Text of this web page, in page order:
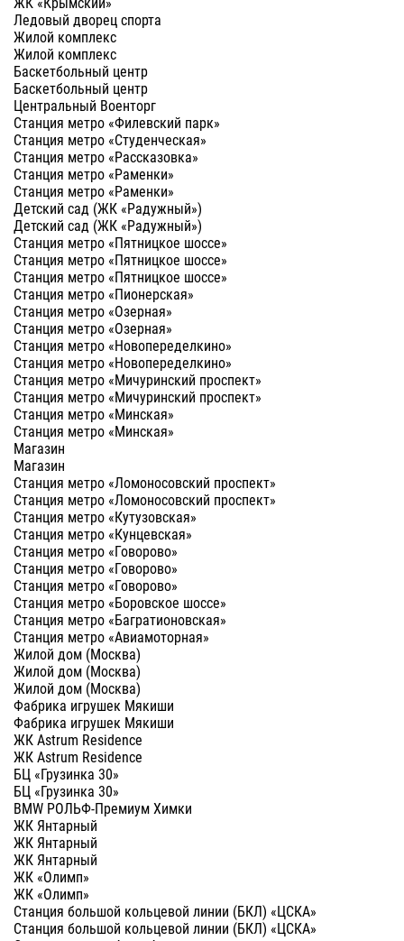
Ледовый дворец спорта
Жилой комплекс
Жилой комплекс
Баскетбольный центр
Баскетбольный центр
Центральный Военторг
Станция метро «Филевский парк»
Станция метро «Студенческая»
Станция метро «Рассказовка»
Станция метро «Раменки»
Станция метро «Раменки»
Детский сад (ЖК «Радужный»)
Детский сад (ЖК «Радужный»)
Станция метро «Пятницкое шоссе»
Станция метро «Пятницкое шоссе»
Станция метро «Пятницкое шоссе»
Станция метро «Пионерская»
Станция метро «Озерная»
Станция метро «Озерная»
Станция метро «Новопеределкино»
Станция метро «Новопеределкино»
Станция метро «Мичуринский проспект»
Станция метро «Мичуринский проспект»
Станция метро «Минская»
Станция метро «Минская»
Магазин
Магазин
Станция метро «Ломоносовский проспект»
Станция метро «Ломоносовский проспект»
Станция метро «Кутузовская»
Станция метро «Кунцевская»
Станция метро «Говорово»
Станция метро «Говорово»
Станция метро «Говорово»
Станция метро «Боровское шоссе»
Станция метро «Багратионовская»
Станция метро «Авиамоторная»
Жилой дом (Москва)
Жилой дом (Москва)
Жилой дом (Москва)
Фабрика игрушек Мякиши
Фабрика игрушек Мякиши
ЖК Astrum Residence
ЖК Astrum Residence
БЦ «Грузинка 30»
БЦ «Грузинка 30»
BMW РОЛЬФ-Премиум Химки
ЖК Янтарный
ЖК Янтарный
ЖК Янтарный
ЖК «Олимп»
ЖК «Олимп»
Станция большой кольцевой линии (БКЛ) «ЦСКА»
Станция большой кольцевой линии (БКЛ) «ЦСКА»